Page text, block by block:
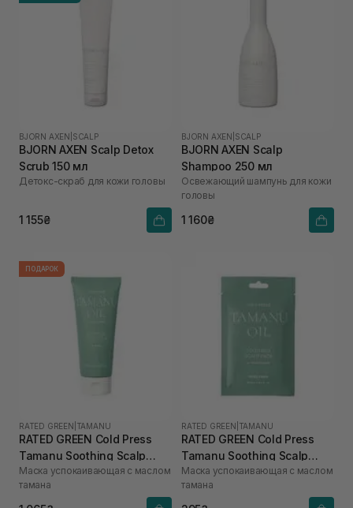
BJORN AXEN SCALP
BJORN AXEN Scalp Detox
Scrub 150 мл
Детокс-скраб для кожи головы
1 155₴
BJORN AXEN SCALP
BJORN AXEN Scalp
Shampoo 250 мл
Освежающий шампунь для кожи
головы
1 160₴
ПОДАРОК
RATED GREEN TAMANU
RATED GREEN Cold Press
Tamanu Soothing Scalp
Pack 200 мл
Маска успокаивающая с маслом
тамана
RATED GREEN TAMANU
RATED GREEN Cold Press
Tamanu Soothing Scalp
Pack 50 мл
Маска успокаивающая с маслом
тамана